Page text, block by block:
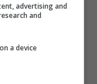
advertising and
and
a device